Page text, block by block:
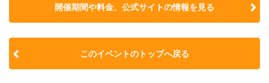
開催期間や料金、公式サイトの情報を見る
このイベントのトップへ戻る